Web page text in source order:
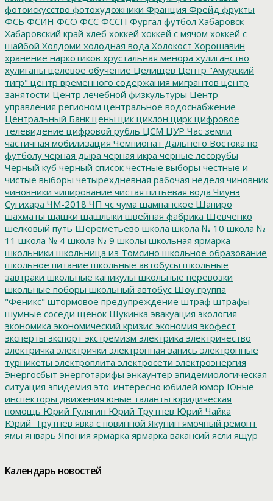
фотоискусство фотохудожники Франция Фрейд фрукты
ФСБ ФСИН ФСО ФСС ФССП Фургал футбол Хабаровск
Хабаровский край хлеб хоккей хоккей с мячом хоккей с
шайбой Холдоми холодная вода Холокост Хорошавин
хранение наркотиков хрустальная менора хулиганство
хулиганы целевое обучение Целищев Центр "Амурский
тигр" центр временного содержания мигрантов центр
занятости Центр лечебной физкультуры Центр
управления регионом центральное водоснабжение
Центральный Банк цены цик циклон цирк цифровое
телевидение цифровой рубль ЦСМ ЦУР Час земли
частичная мобилизация Чемпионат Дальнего Востока по
футболу черная дыра черная икра черные лесорубы
Черный куб черный список честные выборы честные и
чистые выборы четырехдневная рабочая неделя чиновник
чиновники чипирование чистая питьевая вода Чиунэ
Сугихара ЧМ-2018 ЧП чс чума шампанское Шапиро
шахматы шашки шашлыки швейная фабрика Шевченко
шелковый путь Шереметьево школа школа № 10 школа №
11 школа № 4 школа № 9 школы школьная ярмарка
школьники школьница из Томсино школьное образование
школьное питание школьные автобусы школьные
завтраки школьные каникулы школьные перевозки
школьные поборы школьный автобус Шоу группа
"Феникс" штормовое предупреждение штраф штрафы
шумные соседи щенок Щукинка эвакуация экология
экономика экономический кризис экономия экофест
эксперты экспорт экстремизм электрика электричество
электричка электрички электронная запись электронные
турникеты электроплита электросети электроэнергия
Энергосбыт энерготарифы энкаунтер эпидемиологическая
ситуация эпидемия это_интересно юбилей юмор Юные
инспекторы движения юные таланты юридическая
помощь Юрий Гулягин Юрий Трутнев Юрий Чайка
Юрий_Трутнев явка с повинной Якунин ямочный ремонт
ямы январь Япония ярмарка ярмарка вакансий ясли ящур
Календарь новостей